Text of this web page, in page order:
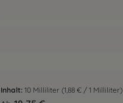
Inhalt: 10 Milliliter (1,88 € / 1 Milliliter)